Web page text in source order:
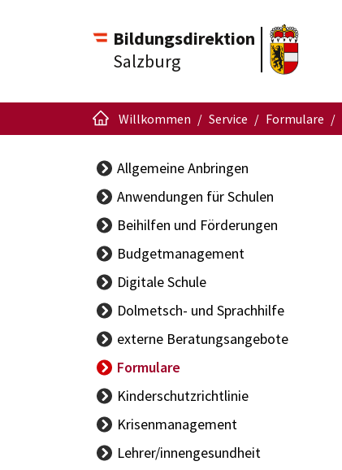
Bildungsdirektion
Salzburg
Willkommen Service Formulare
Allgemeine Anbringen
Anwendungen für Schulen
APS Portal
Schüleraufnahme
Schulschreiben
Singendes
Klassenzimmer
Support-
Ansprechpersonen
Beihilfen und Förderungen
Budgetmanagement
BBG-
Handbuch Budget
Sachgüterübertragung
Digitale Schule
Dolmetsch- und Sprachhilfe
externe Beratungsangebote
Formulare
Kinderschutzrichtlinie
Krisenmanagement
Lehrer/innengesundheit